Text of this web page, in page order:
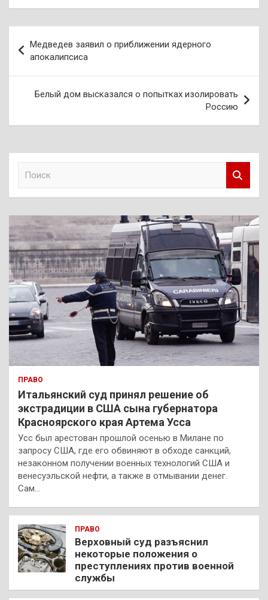
по
записям
Медведев заявил о приближении ядерного
апокалипсиса
Белый дом высказался о попытках изолировать
Россию
к
ПРАВО
Итальянский суд принял решение об
экстрадиции в США сына губернатора
Красноярского края Артема Усса
Усс был арестован прошлой осенью в Милане по
запросу США, где его обвиняют в обходе санкций,
незаконном получении военных технологий США и
венесуэльской нефти, а также в отмывании денег.
Сам…
ПРАВО
Верховный суд разъяснил
некоторые положения о
преступлениях против военной
службы